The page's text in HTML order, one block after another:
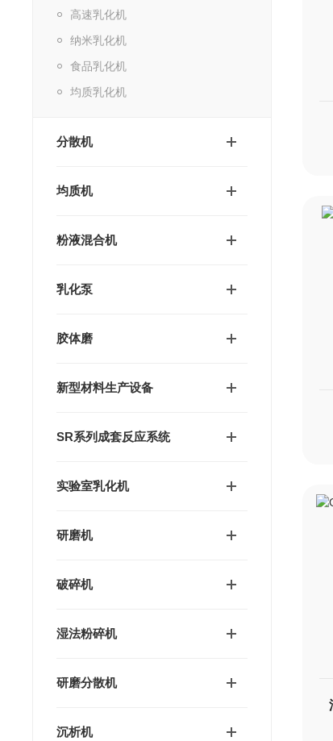
高速乳化机
纳米乳化机
食品乳化机
均质乳化机
分散机
均质机
粉液混合机
乳化泵
胶体磨
新型材料生产设备
SR系列成套反应系统
实验室乳化机
研磨机
破碎机
湿法粉碎机
研磨分散机
沉析机